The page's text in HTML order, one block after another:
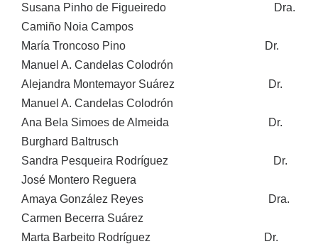
Susana Pinho de Figueiredo Dra.
Camiño Noia Campos
María Troncoso Pino Dr.
Manuel A. Candelas Colodrón
Alejandra Montemayor Suárez Dr.
Manuel A. Candelas Colodrón
Ana Bela Simoes de Almeida Dr.
Burghard Baltrusch
Sandra Pesqueira Rodríguez Dr.
José Montero Reguera
Amaya González Reyes Dra.
Carmen Becerra Suárez
Marta Barbeito Rodríguez Dr.